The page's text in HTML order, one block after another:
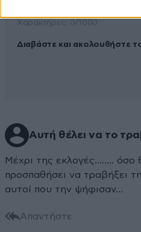
Διαβάστε και ακολουθήστε
Αυτή θέλει να το
Μέχρι της εκλογές…….. όσο
προσπαθήσει να τραβήξει
αυτοί που την ψήφισαν…
Απαντήστε